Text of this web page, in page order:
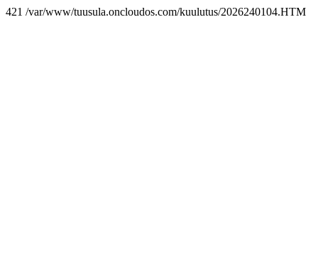
421 /var/www/tuusula.oncloudos.com/kuulutus/2026240104.HTM